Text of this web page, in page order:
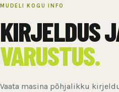
MUDELI KOGU INFO
KIRJELDUS
VARUSTUS.
Vaata masina põhjalikku